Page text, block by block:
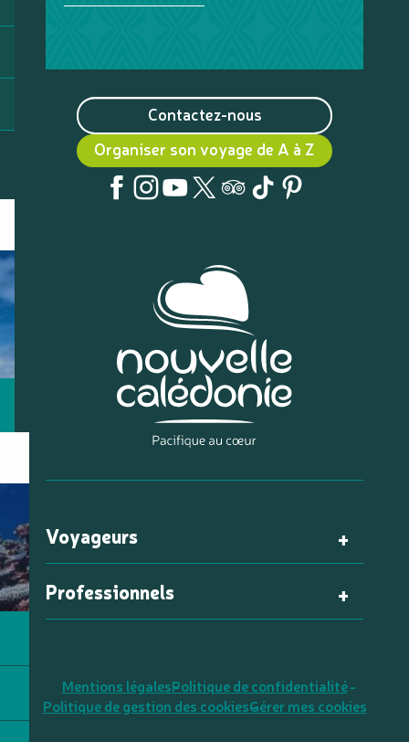
Contactez-nous
Organiser son voyage de A à Z
Voyageurs
Professionnels
Mentions légalesPolitique de confidentialité
Politique de gestion des cookiesGérer mes cookies